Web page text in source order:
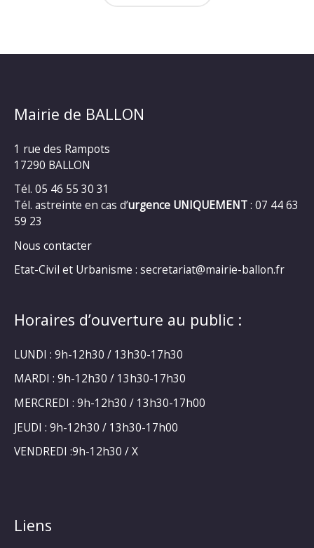
Mairie de BALLON
1 rue des Rampots
17290 BALLON
Tél. 05 46 55 30 31
Tél. astreinte en cas d’urgence UNIQUEMENT: 07 44 63
59 23
Nous contacter
Etat-Civil et Urbanisme : secretariat@mairie-ballon.fr
Horaires d’ouverture au public :
LUNDI : 9h-12h30 / 13h30-17h30
MARDI : 9h-12h30 / 13h30-17h30
MERCREDI : 9h-12h30 / 13h30-17h00
JEUDI : 9h-12h30 / 13h30-17h00
VENDREDI :9h-12h30 / X
Liens